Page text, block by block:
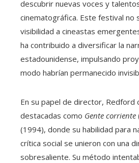
descubrir nuevas voces y
cinematográfica. Este festival no
visibilidad a cineastas
ha contribuido a diversificar la
estadounidense, impulsando
modo habrían permanecido
En su papel de director, Redford
destacadas como Gente corriente
(1994), donde su habilidad para
crítica social se unieron con una
sobresaliente. Su método